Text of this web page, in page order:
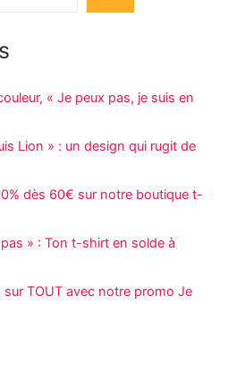
« Je peux pas, je suis en
Lion » : un design qui rugit de
dès 60€ sur notre boutique t-
» : Ton t-shirt en solde à
TOUT avec notre promo Je